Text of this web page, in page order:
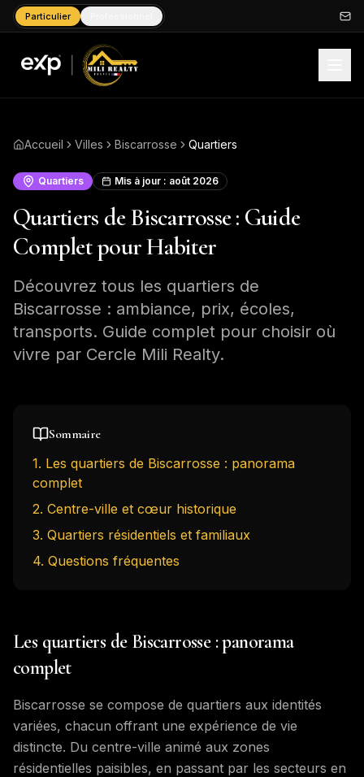
Particulier
Accueil Villes Biscarrosse Quartiers
Quartiers Mis à jour : août 2026
Quartiers de Biscarrosse : Guide
Complet pour Habiter
Découvrez tous les quartiers de
Biscarrosse : ambiance, prix, écoles,
transports. Guide complet pour choisir où
vivre par Cercle Mili Realty.
Sommaire
1. Les quartiers de Biscarrosse : panorama
complet
2. Centre-ville et cœur historique
3. Quartiers résidentiels et familiaux
4. Questions fréquentes
Les quartiers de Biscarrosse : panorama
complet
Biscarrosse se compose de quartiers aux identités
variées, chacun offrant une expérience de vie
distincte. Du centre-ville animé aux zones
résidentielles paisibles, en passant par les secteurs en